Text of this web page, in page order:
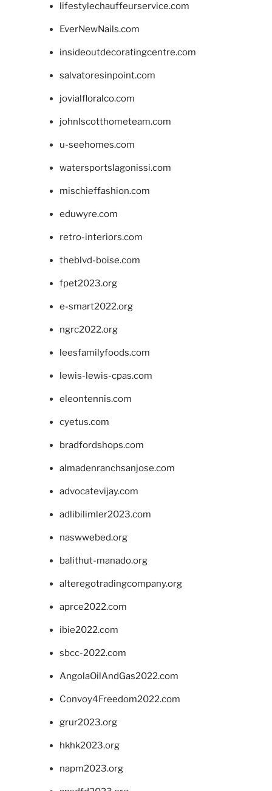
lifestylechauffeurservice.com
EverNewNails.com
insideoutdecoratingcentre.com
salvatoresinpoint.com
jovialfloralco.com
johnlscotthometeam.com
u-seehomes.com
watersportslagonissi.com
mischieffashion.com
eduwyre.com
retro-interiors.com
theblvd-boise.com
fpet2023.org
e-smart2022.org
ngrc2022.org
leesfamilyfoods.com
lewis-lewis-cpas.com
eleontennis.com
cyetus.com
bradfordshops.com
almadenranchsanjose.com
advocatevijay.com
adlibilimler2023.com
naswwebed.org
balithut-manado.org
alteregotradingcompany.org
aprce2022.com
ibie2022.com
sbcc-2022.com
AngolaOilAndGas2022.com
Convoy4Freedom2022.com
grur2023.org
hkhk2023.org
napm2023.org